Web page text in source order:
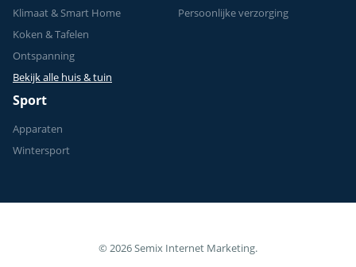
Klimaat & Smart Home
Koken & Tafelen
Ontspanning
Bekijk alle huis & tuin
Persoonlijke verzorging
Sport
Apparaten
Wintersport
© 2026 Semix Internet Marketing.